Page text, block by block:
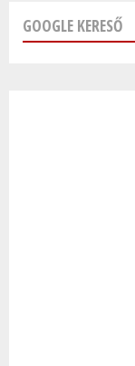
GOOGLE KERESŐ